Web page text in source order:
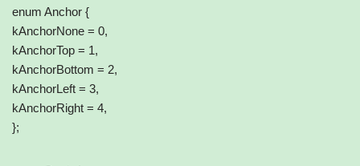
enum Anchor {
kAnchorNone = 0,
kAnchorTop = 1,
kAnchorBottom = 2,
kAnchorLeft = 3,
kAnchorRight = 4,
};